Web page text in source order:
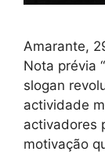
Amarante,
Nota prévia
slogan
actividade
activadores
motivação